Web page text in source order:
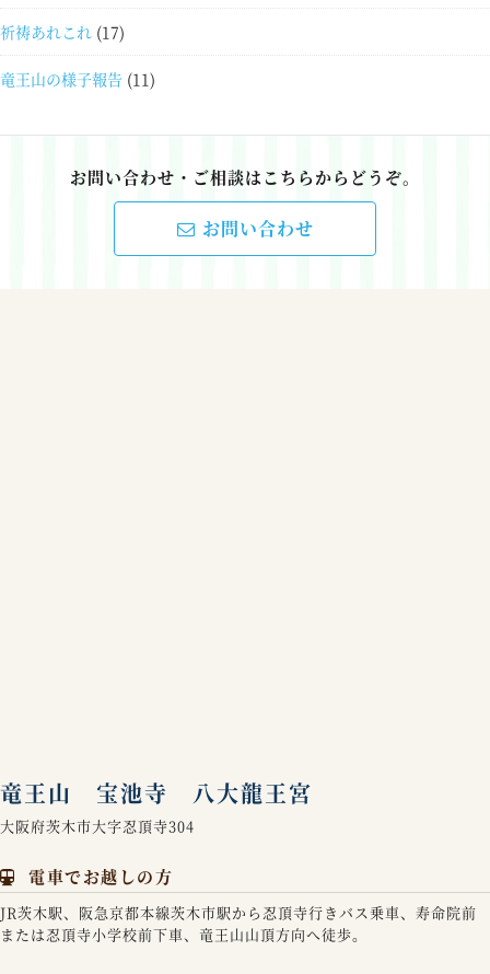
祈祷あれこれ (17)
竜王山の様子報告 (11)
お問い合わせ・ご相談はこちらからどうぞ。
お問い合わせ
竜王山 宝池寺 八大龍王宮
大阪府茨木市大字忍頂寺304
電車でお越しの方
JR茨木駅、阪急京都本線茨木市駅から忍頂寺行きバス乗車、寿命院前
または忍頂寺小学校前下車、竜王山山頂方向へ徒歩。